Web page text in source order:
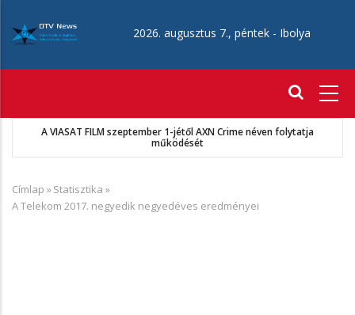
tartalomra
2026. augusztus 7., péntek - Ibolya
A VIASAT FILM szeptember 1-jétől AXN Crime néven folytatja
működését
Morzsa
Címlap »Statisztika »
A Telekom 2017. negyedik negyedéves eredményei